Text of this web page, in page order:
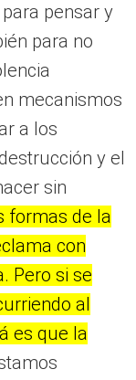
pensar y
para no
mecanismos
a los
y el
sin
formas de la
con
Pero si se
al
es que la